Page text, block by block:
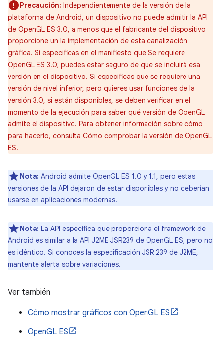
Precaución: Independientemente de la versión de la
plataforma de Android, un dispositivo no puede admitir la API
de OpenGL ES 3.0, a menos que el fabricante del dispositivo
proporcione un la implementación de esta canalización
gráfica. Si especificas en el manifiesto que Se requiere
OpenGL ES 3.0; puedes estar seguro de que se incluirá esa
versión en el dispositivo. Si especificas que se requiere una
versión de nivel inferior, pero quieres usar funciones de la
versión 3.0, si están disponibles, se deben verificar en el
momento de la ejecución para saber qué versión de OpenGL
admite el dispositivo. Para obtener información sobre cómo
para hacerlo, consulta Cómo comprobar la versión de OpenGL
ES.
Nota: Android admite OpenGL ES 1.0 y 1.1, pero estas
versiones de la API dejaron de estar disponibles y no deberían
usarse en aplicaciones modernas.
Nota: La API específica que proporciona el framework de
Android es similar a la API J2ME JSR239 de OpenGL ES, pero no
es idéntico. Si conoces la especificación JSR 239 de J2ME,
mantente alerta sobre variaciones.
Ver también
Cómo mostrar gráficos con OpenGL ES
OpenGL ES